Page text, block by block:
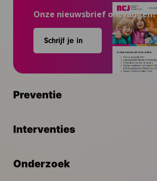
Onze nieuwsbrief ontvangen?
Schrijf je in
Preventie
Interventies
Onderzoek